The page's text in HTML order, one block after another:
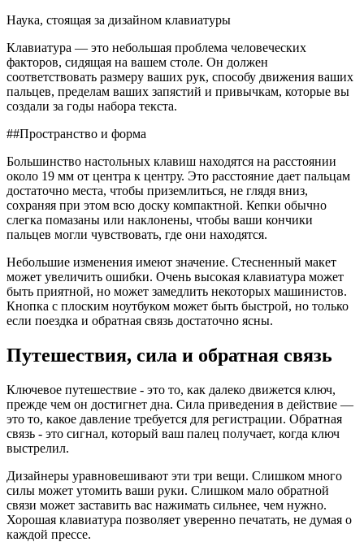
Наука, стоящая за дизайном клавиатуры
Клавиатура — это небольшая проблема человеческих
факторов, сидящая на вашем столе. Он должен
соответствовать размеру ваших рук, способу движения ваших
пальцев, пределам ваших запястий и привычкам, которые вы
создали за годы набора текста.
##Пространство и форма
Большинство настольных клавиш находятся на расстоянии
около 19 мм от центра к центру. Это расстояние дает пальцам
достаточно места, чтобы приземлиться, не глядя вниз,
сохраняя при этом всю доску компактной. Кепки обычно
слегка помазаны или наклонены, чтобы ваши кончики
пальцев могли чувствовать, где они находятся.
Небольшие изменения имеют значение. Стесненный макет
может увеличить ошибки. Очень высокая клавиатура может
быть приятной, но может замедлить некоторых машинистов.
Кнопка с плоским ноутбуком может быть быстрой, но только
если поездка и обратная связь достаточно ясны.
Путешествия, сила и обратная связь
Ключевое путешествие - это то, как далеко движется ключ,
прежде чем он достигнет дна. Сила приведения в действие —
это то, какое давление требуется для регистрации. Обратная
связь - это сигнал, который ваш палец получает, когда ключ
выстрелил.
Дизайнеры уравновешивают эти три вещи. Слишком много
силы может утомить ваши руки. Слишком мало обратной
связи может заставить вас нажимать сильнее, чем нужно.
Хорошая клавиатура позволяет уверенно печатать, не думая о
каждой прессе.